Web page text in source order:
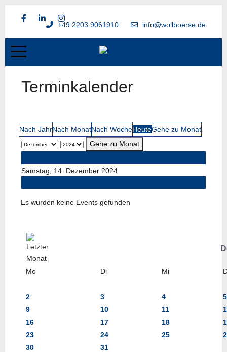
+49 2203 9061910 info@wollboerse.de
Terminkalender
Nach JahrNach MonatNach WocheHeuteGehe zu Monat
Gehe zu Monat
Samstag, 14. Dezember 2024
Es wurden keine Events gefunden
Mo Di Mi
2 3 4
5
9
10 11
16
17 18
23
24 25
30
31